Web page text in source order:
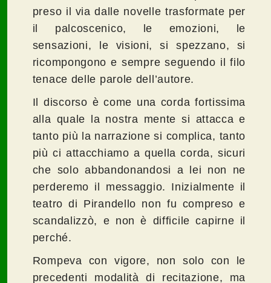
preso il via dalle novelle trasformate per
il palcoscenico, le emozioni, le
sensazioni, le visioni, si spezzano, si
ricompongono e sempre seguendo il filo
tenace delle parole dell’autore.
Il discorso è come una corda fortissima
alla quale la nostra mente si attacca e
tanto più la narrazione si complica, tanto
più ci attacchiamo a quella corda, sicuri
che solo abbandonandosi a lei non ne
perderemo il messaggio. Inizialmente il
teatro di Pirandello non fu compreso e
scandalizzò, e non è difficile capirne il
perché.
Rompeva con vigore, non solo con le
precedenti modalità di recitazione, ma